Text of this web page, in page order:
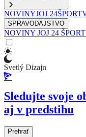
NOVINYJOJ 24ŠPORT
SPRAVODAJSTVO
NOVINY JOJ 24 ŠPORT
Svetlý Dizajn
Sledujte svoje
aj v predstihu
Prehrať